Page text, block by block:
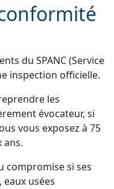
du SPANC (Service
inspection officielle.
les
évocateur, si
vous exposez à 75
ans.
compromise si ses
usées